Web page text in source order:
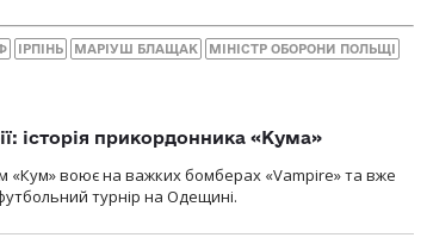
ІРПІНЬ МАРІУШ БЛАЩАК МІНІСТР ОБОРОНИ ПОЛЬЩІ
історія прикордонника «Кума»
«Кум» воює на важких бомберах «Vampire» та вже
турнір на Одещині.